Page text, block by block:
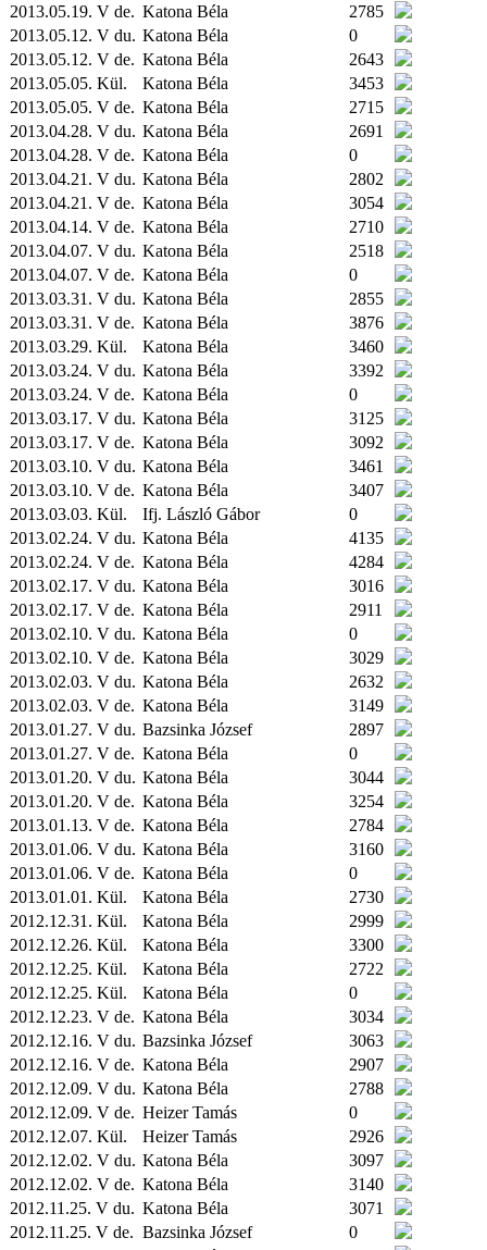
2013.05.19. V de. Katona Béla
2785
2013.05.12. V du. Katona Béla
0
2013.05.12. V de. Katona Béla
2643
2013.05.05. Kül. Katona Béla
3453
2013.05.05. V de. Katona Béla
2715
2013.04.28. V du. Katona Béla
2691
2013.04.28. V de. Katona Béla
0
2013.04.21. V du. Katona Béla
2802
2013.04.21. V de. Katona Béla
3054
2013.04.14. V de. Katona Béla
2710
2013.04.07. V du. Katona Béla
2518
2013.04.07. V de. Katona Béla
0
2013.03.31. V du. Katona Béla
2855
2013.03.31. V de. Katona Béla
3876
2013.03.29. Kül. Katona Béla
3460
2013.03.24. V du. Katona Béla
3392
2013.03.24. V de. Katona Béla
0
2013.03.17. V du. Katona Béla
3125
2013.03.17. V de. Katona Béla
3092
2013.03.10. V du. Katona Béla
3461
2013.03.10. V de. Katona Béla
3407
2013.03.03. Kül. Ifj. László Gábor
0
2013.02.24. V du. Katona Béla
4135
2013.02.24. V de. Katona Béla
4284
2013.02.17. V du. Katona Béla
3016
2013.02.17. V de. Katona Béla
2911
2013.02.10. V du. Katona Béla
0
2013.02.10. V de. Katona Béla
3029
2013.02.03. V du. Katona Béla
2632
2013.02.03. V de. Katona Béla
3149
2013.01.27. V du. Bazsinka József
2897
2013.01.27. V de. Katona Béla
0
2013.01.20. V du. Katona Béla
3044
2013.01.20. V de. Katona Béla
3254
2013.01.13. V de. Katona Béla
2784
2013.01.06. V du. Katona Béla
3160
2013.01.06. V de. Katona Béla
0
2013.01.01. Kül. Katona Béla
2730
2012.12.31. Kül. Katona Béla
2999
2012.12.26. Kül. Katona Béla
3300
2012.12.25. Kül. Katona Béla
2722
2012.12.25. Kül. Katona Béla
0
2012.12.23. V de. Katona Béla
3034
2012.12.16. V du. Bazsinka József
3063
2012.12.16. V de. Katona Béla
2907
2012.12.09. V du. Katona Béla
2788
2012.12.09. V de. Heizer Tamás
0
2012.12.07. Kül. Heizer Tamás
2926
2012.12.02. V du. Katona Béla
3097
2012.12.02. V de. Katona Béla
3140
2012.11.25. V du. Katona Béla
3071
2012.11.25. V de. Bazsinka József
0